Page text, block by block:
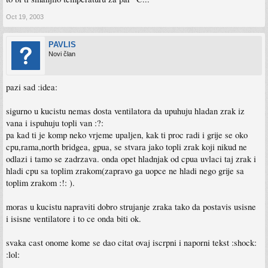
Oct 19, 2003
PAVLIS
Novi član
pazi sad :idea:
sigurno u kucistu nemas dosta ventilatora da upuhuju hladan zrak iz
vana i ispuhuju topli van :?:
pa kad ti je komp neko vrjeme upaljen, kak ti proc radi i grije se oko
cpu,rama,north bridgea, gpua, se stvara jako topli zrak koji nikud ne
odlazi i tamo se zadrzava. onda opet hladnjak od cpua uvlaci taj zrak i
hladi cpu sa toplim zrakom(zapravo ga uopce ne hladi nego grije sa
toplim zrakom :!: ).
moras u kucistu napraviti dobro strujanje zraka tako da postavis usisne
i isisne ventilatore i to ce onda biti ok.
svaka cast onome kome se dao citat ovaj iscrpni i naporni tekst :shock:
:lol: